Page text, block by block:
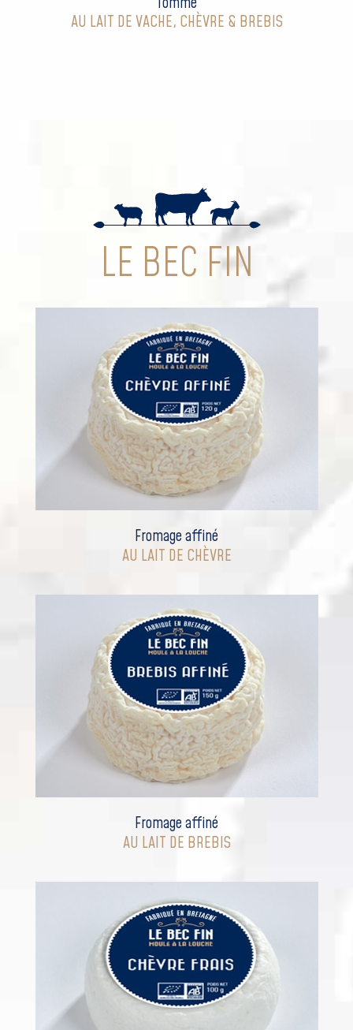
AU LAIT DE VACHE, CHÈVRE & BREBIS
LE BEC FIN
Fromage affiné
AU LAIT DE CHÈVRE
Fromage affiné
AU LAIT DE BREBIS